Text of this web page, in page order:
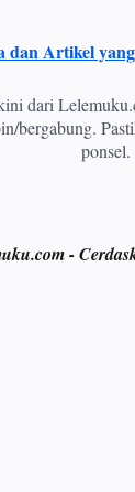
dan Artikel
dari
bergabung.
ponsel.
-